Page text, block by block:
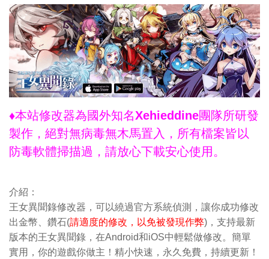
♦本站修改器為國外知名Xehieddine團隊所研發
製作，絕對無病毒無木馬置入，所有檔案皆以
防毒軟體掃描過，請放心下載安心使用。
介紹：
王女異聞錄修改器，可以繞過官方系統偵測，讓你成功修改
出金幣、鑽石(請適度的修改，以免被發現作弊)，支持最新
版本的王女異聞錄，在Android和iOS中輕鬆做修改。簡單
實用，你的遊戲你做主！精小快速，永久免費，持續更新！